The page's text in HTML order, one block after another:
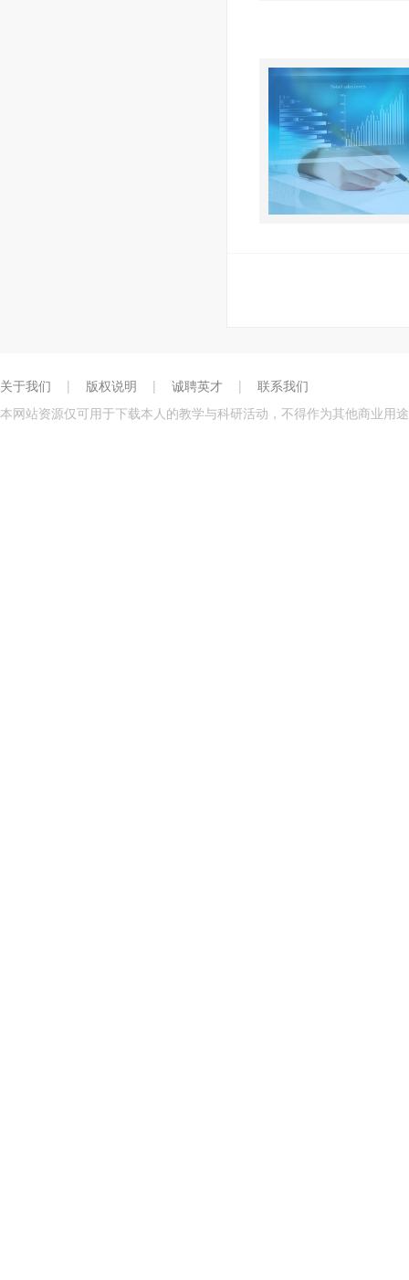
关于我们 | 版权说明 | 诚聘英才 |
联系我们
本网站资源仅可用于下载本人的教学与科研活动，不得作为其他商业用